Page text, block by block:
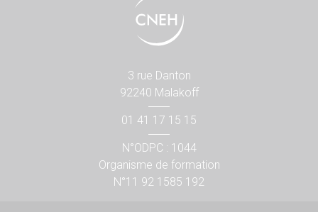
3 rue Danton
92240 Malakoff
01 41 17 15 15
N°ODPC : 1044
Organisme de formation
N°11 92 1585 192